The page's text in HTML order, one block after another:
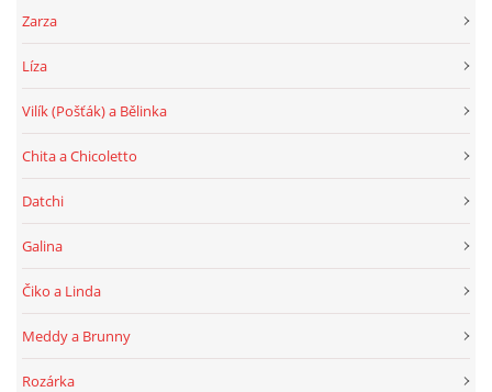
Zarza
Líza
Vilík (Pošťák) a Bělinka
Chita a Chicoletto
Datchi
Galina
Čiko a Linda
Meddy a Brunny
Rozárka